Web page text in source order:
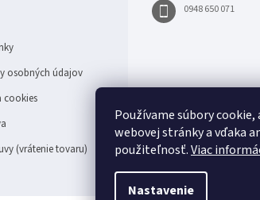
Používame súbory
webovej stránky a vďaka
použiteľnosť.Viac
Nastavenie
osobných údajov
cookies
(vrátenie tovaru)
0948 650 071